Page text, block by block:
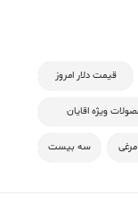
قیمت دلار امروز
ویژه اقایان
سه بیست